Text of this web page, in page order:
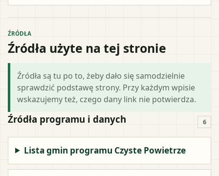
ŹRÓDŁA
Źródła użyte na tej stronie
Źródła są tu po to, żeby dało się samodzielnie
sprawdzić podstawę strony. Przy każdym wpisie
wskazujemy też, czego dany link nie potwierdza.
Źródła programu i danych 6
Lista gmin programu Czyste Powietrze